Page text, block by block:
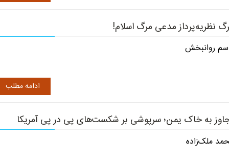
نظریه‌پرداز مدعی مرگ اسلام!
روانبخش
ادامه مطلب
به خاک یمن؛ سرپوشی بر شکست‌های پی در پی آمریکا
ملک‌زاده